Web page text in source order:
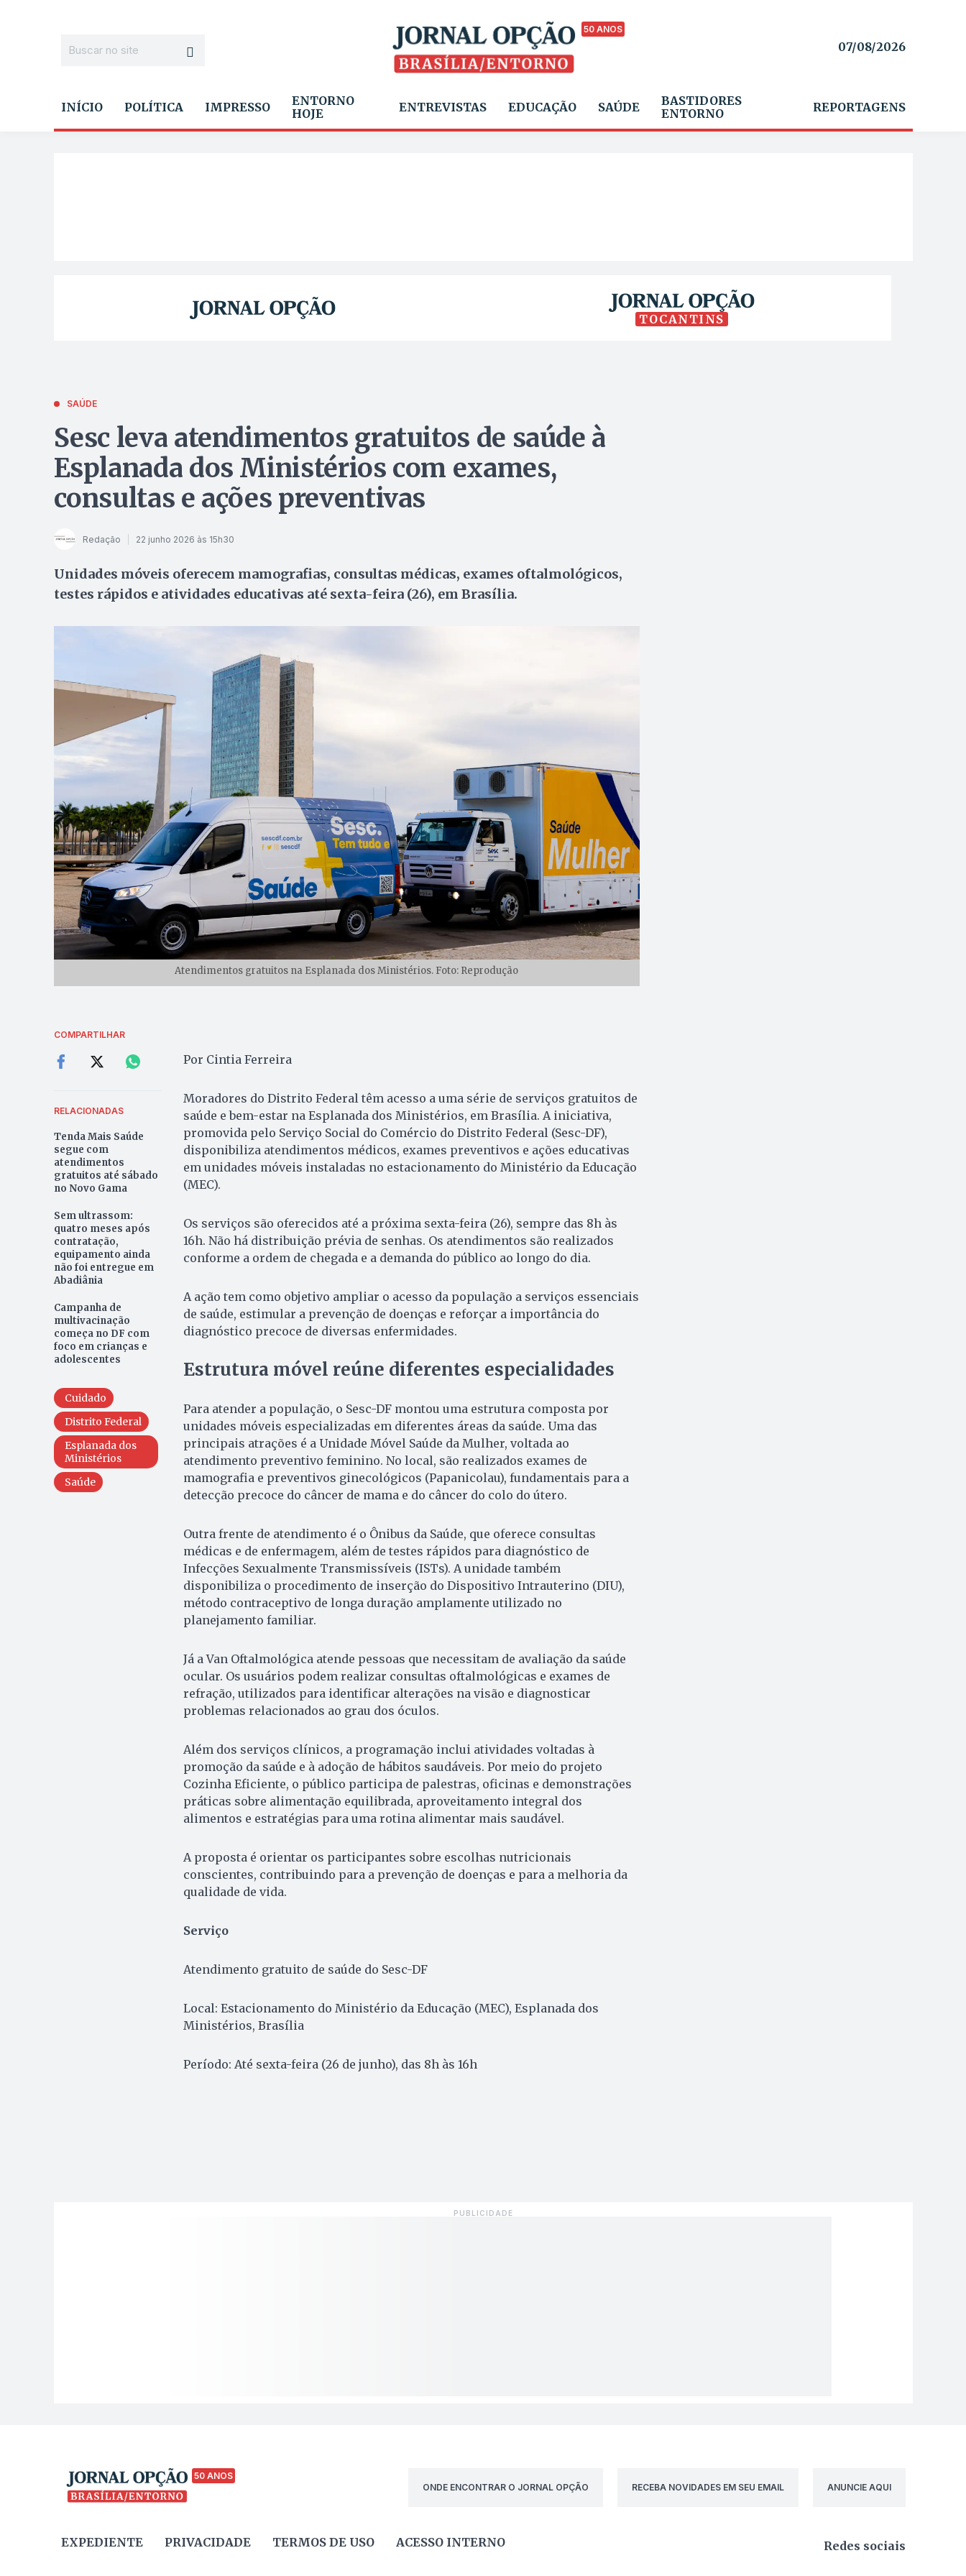
50 ANOS
07/08/2026
INÍCIO POLÍTICA IMPRESSO
ENTORNO
HOJE
ENTREVISTAS EDUCAÇÃO SAÚDE
BASTIDORES
ENTORNO
REPORTAGENS
TOCANTINS
SAÚDE
Sesc leva atendimentos gratuitos de saúde à
Esplanada dos Ministérios com exames,
consultas e ações preventivas
Redação 22 junho 2026 às 15h30
Unidades móveis oferecem mamografias, consultas médicas, exames oftalmológicos,
testes rápidos e atividades educativas até sexta-feira (26), em Brasília.
Atendimentos gratuitos na Esplanada dos Ministérios. Foto: Reprodução
COMPARTILHAR
RELACIONADAS
Tenda Mais Saúde
segue com
atendimentos
gratuitos até sábado
no Novo Gama
Sem ultrassom:
quatro meses após
contratação,
equipamento ainda
não foi entregue em
Abadiânia
Campanha de
multivacinação
começa no DF com
foco em crianças e
adolescentes
Cuidado
Distrito Federal
Esplanada dos
Ministérios
Saúde
Por Cintia Ferreira
Moradores do Distrito Federal têm acesso a uma série de serviços gratuitos de
saúde e bem-estar na Esplanada dos Ministérios, em Brasília. A iniciativa,
promovida pelo Serviço Social do Comércio do Distrito Federal (Sesc-DF),
disponibiliza atendimentos médicos, exames preventivos e ações educativas
em unidades móveis instaladas no estacionamento do Ministério da Educação
(MEC).
Os serviços são oferecidos até a próxima sexta-feira (26), sempre das 8h às
16h. Não há distribuição prévia de senhas. Os atendimentos são realizados
conforme a ordem de chegada e a demanda do público ao longo do dia.
A ação tem como objetivo ampliar o acesso da população a serviços essenciais
de saúde, estimular a prevenção de doenças e reforçar a importância do
diagnóstico precoce de diversas enfermidades.
Estrutura móvel reúne diferentes especialidades
Para atender a população, o Sesc-DF montou uma estrutura composta por
unidades móveis especializadas em diferentes áreas da saúde. Uma das
principais atrações é a Unidade Móvel Saúde da Mulher, voltada ao
atendimento preventivo feminino. No local, são realizados exames de
mamografia e preventivos ginecológicos (Papanicolau), fundamentais para a
detecção precoce do câncer de mama e do câncer do colo do útero.
Outra frente de atendimento é o Ônibus da Saúde, que oferece consultas
médicas e de enfermagem, além de testes rápidos para diagnóstico de
Infecções Sexualmente Transmissíveis (ISTs). A unidade também
disponibiliza o procedimento de inserção do Dispositivo Intrauterino (DIU),
método contraceptivo de longa duração amplamente utilizado no
planejamento familiar.
Já a Van Oftalmológica atende pessoas que necessitam de avaliação da saúde
ocular. Os usuários podem realizar consultas oftalmológicas e exames de
refração, utilizados para identificar alterações na visão e diagnosticar
problemas relacionados ao grau dos óculos.
Além dos serviços clínicos, a programação inclui atividades voltadas à
promoção da saúde e à adoção de hábitos saudáveis. Por meio do projeto
Cozinha Eficiente, o público participa de palestras, oficinas e demonstrações
práticas sobre alimentação equilibrada, aproveitamento integral dos
alimentos e estratégias para uma rotina alimentar mais saudável.
A proposta é orientar os participantes sobre escolhas nutricionais
conscientes, contribuindo para a prevenção de doenças e para a melhoria da
qualidade de vida.
Serviço
Atendimento gratuito de saúde do Sesc-DF
Local: Estacionamento do Ministério da Educação (MEC), Esplanada dos
Ministérios, Brasília
Período: Até sexta-feira (26 de junho), das 8h às 16h
50 ANOS
ONDE ENCONTRAR O JORNAL OPÇÃO
RECEBA NOVIDADES EM SEU EMAIL ANUNCIE AQUI
EXPEDIENTE PRIVACIDADE TERMOS DE USO ACESSO INTERNO Redes sociais